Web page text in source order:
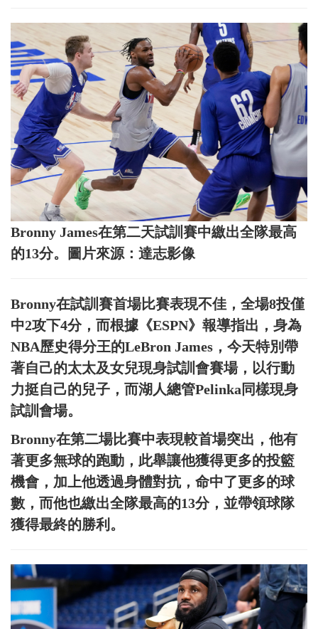
Bronny James在第二天試訓賽中繳出全隊最高
的13分。圖片來源：達志影像
Bronny在試訓賽首場比賽表現不佳，全場8投僅
中2攻下4分，而根據《ESPN》報導指出，身為
NBA歷史得分王的LeBron James，今天特別帶
著自己的太太及女兒現身試訓會賽場，以行動
力挺自己的兒子，而湖人總管Pelinka同樣現身
試訓會場。
Bronny在第二場比賽中表現較首場突出，他有
著更多無球的跑動，此舉讓他獲得更多的投籃
機會，加上他透過身體對抗，命中了更多的球
數，而他也繳出全隊最高的13分，並帶領球隊
獲得最終的勝利。